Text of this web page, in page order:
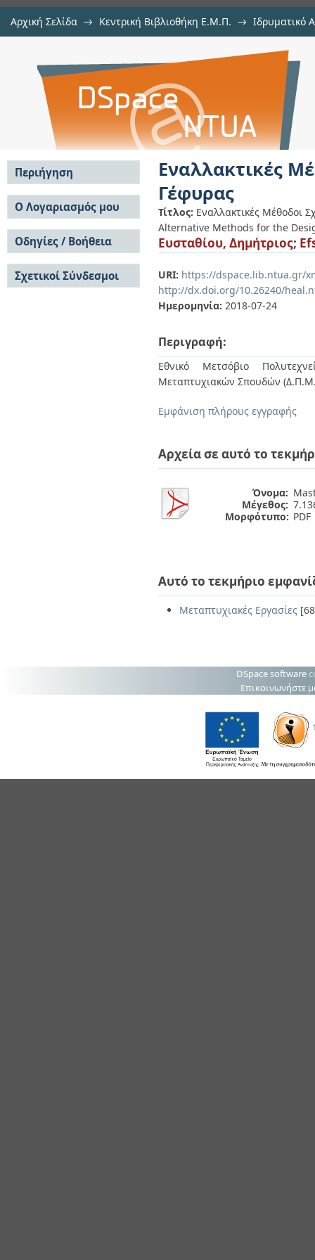
Αρχική Σελίδα → Κεντρική Βιβλιοθήκη Ε.Μ.Π. → Ιδρυματικό
Εναλλακτικές Μέθοδοι
Εναλλακτικές
Γέφυρας
Τίτλος: Εναλλακτικές Μέθοδοι
Alternative Methods for the
Ευσταθίου, Δημήτριος;
URI: https://dspace.lib.ntua.gr/
http://dx.doi.org/10.26240/
Ημερομηνία: 2018-07-24
Περιγραφή:
Εθνικό Μετσόβιο
Μεταπτυχιακών Σπουδών
Εμφάνιση πλήρους εγγραφής
Αρχεία σε αυτό το
Όνομα:
Μέγεθος:
Μορφότυπο: PDF
Αυτό το τεκμήριο
Μεταπτυχιακές Εργασίες
Περιήγηση
Σε όλο το DSpace
Κοινότητες & Συλλογές
Ανά Ημερομηνία
Έκδοσης
Συγγραφείς
Τίτλοι
Θέματα
Ο Λογαριασμός μου
Σύνδεση
Εγγραφή
Οδηγίες / Βοήθεια
Οδηγίες Υποβολής
Οδηγίες Χρήσης ΙΑ
Συχνές Ερωτήσεις
Σχετικοί Σύνδεσμοι
DSpace software
Επικοινωνήστε